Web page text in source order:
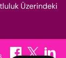
Üzerindeki